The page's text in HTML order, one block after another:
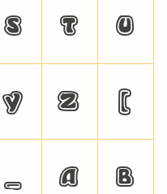
S T U
Y Z [
_ a b